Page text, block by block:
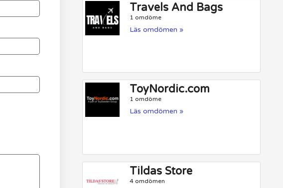
Travels And Bags
1 omdöme
Läs omdömen »
ToyNordic.com
1 omdöme
Läs omdömen »
Tildas Store
4 omdömen